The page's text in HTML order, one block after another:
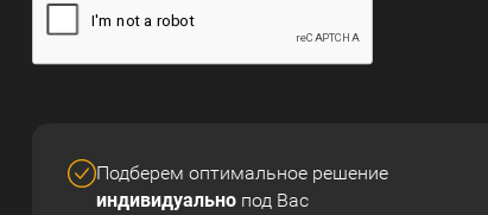
Подберем оптимальное решение
индивидуально под Вас